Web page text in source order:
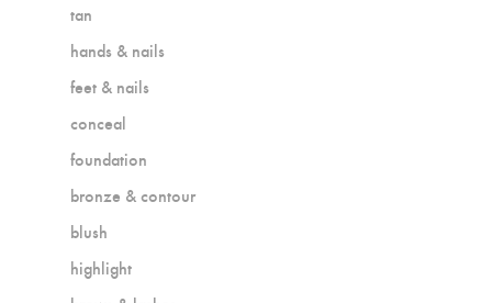
tan
hands & nails
feet & nails
conceal
foundation
bronze & contour
blush
highlight